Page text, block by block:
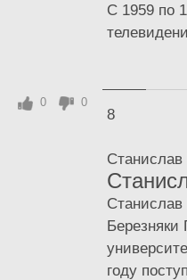
С 1959 по
8
Станислав
Станислав
Березняки
году
0 0